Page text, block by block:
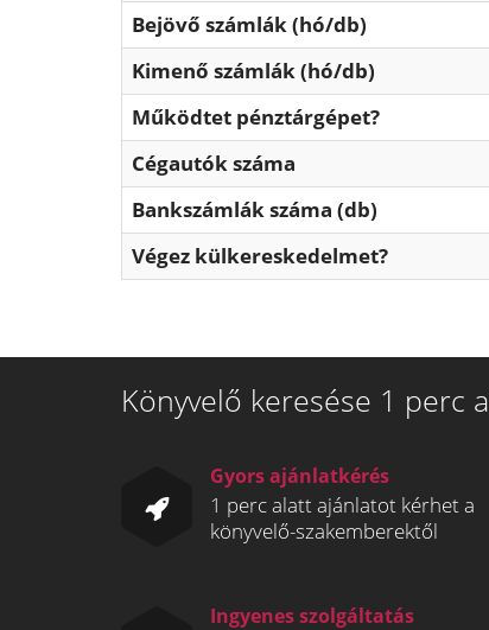
Bejövő számlák (hó/db)
Kimenő számlák (hó/db)
Működtet pénztárgépet?
Cégautók száma
Bankszámlák száma (db)
Végez külkereskedelmet?
Könyvelő keresése 1 perc
Gyors ajánlatkérés
1 perc alatt ajánlatot kérhet a
könyvelő-szakemberektől
Ingyenes szolgáltatás